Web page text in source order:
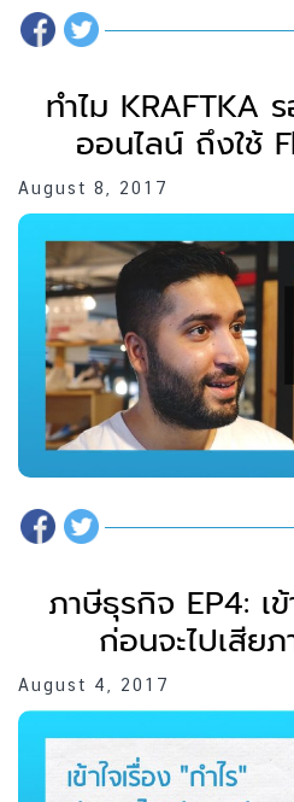
ทำไม KRAFTKA
ออนไลน์ ถึงใช้
August 8, 2017
ภาษีธุรกิจ EP4: เข้
ก่อนจะไปเสีย
August 4, 2017